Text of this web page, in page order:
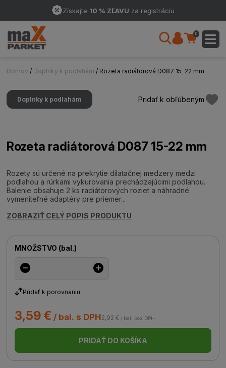
Získajte 10 % ZĽAVU za registráciu
0
Domov / Doplnky k podlahám / Rozeta radiátorová D087 15-22 mm
Doplnky k podlahám Pridať k obľúbeným
Rozeta radiátorová D087 15-22 mm
Rozety sú určené na prekrytie dilatačnej medzery medzi
podlahou a rúrkami vykurovania prechádzajúcimi podlahou.
Balenie obsahuje 2 ks radiátorových roziet a náhradné
vymeniteľné adaptéry pre priemer...
ZOBRAZIŤ CELÝ POPIS PRODUKTU
MNOŽSTVO (bal.)
Pridať k porovnaniu
3,59 € / bal. s DPH2,92 € / bal. bez DPH
PRIDAŤ DO KOŠÍKA